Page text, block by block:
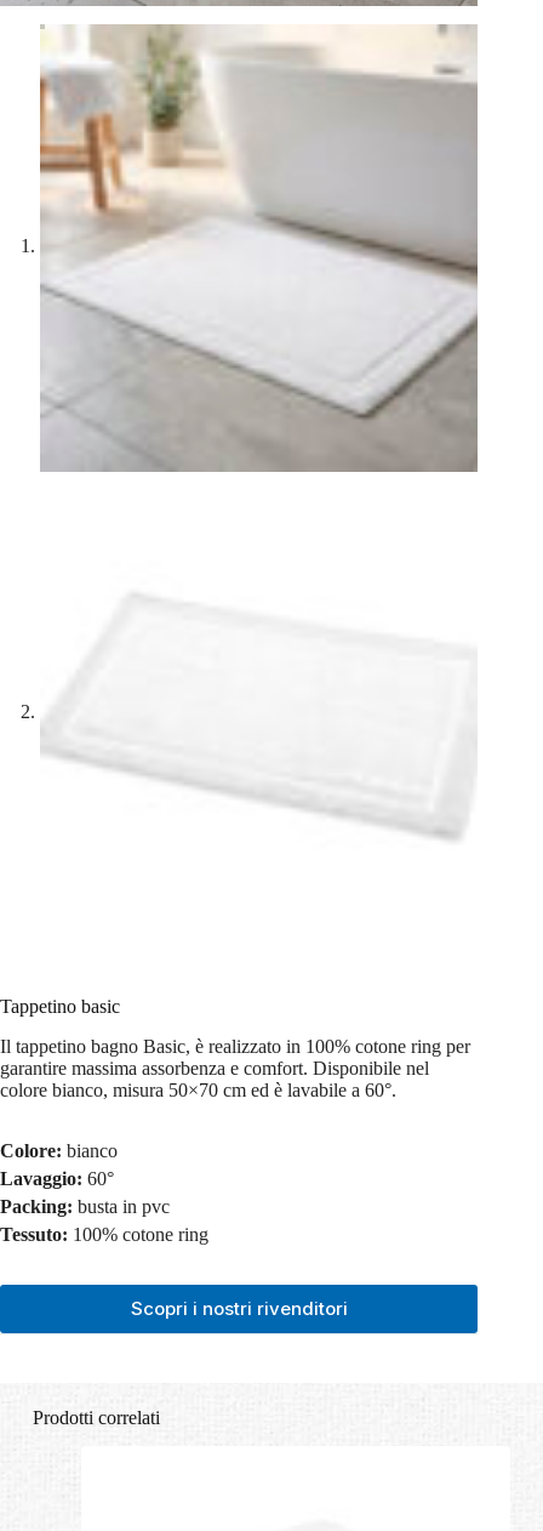
Tappetino basic
Il tappetino bagno Basic, è realizzato in 100% cotone ring per
garantire massima assorbenza e comfort. Disponibile nel
colore bianco, misura 50×70 cm ed è lavabile a 60°.
Colore: bianco
Lavaggio: 60°
Packing: busta in pvc
Tessuto: 100% cotone ring
Scopri i nostri rivenditori
Prodotti correlati